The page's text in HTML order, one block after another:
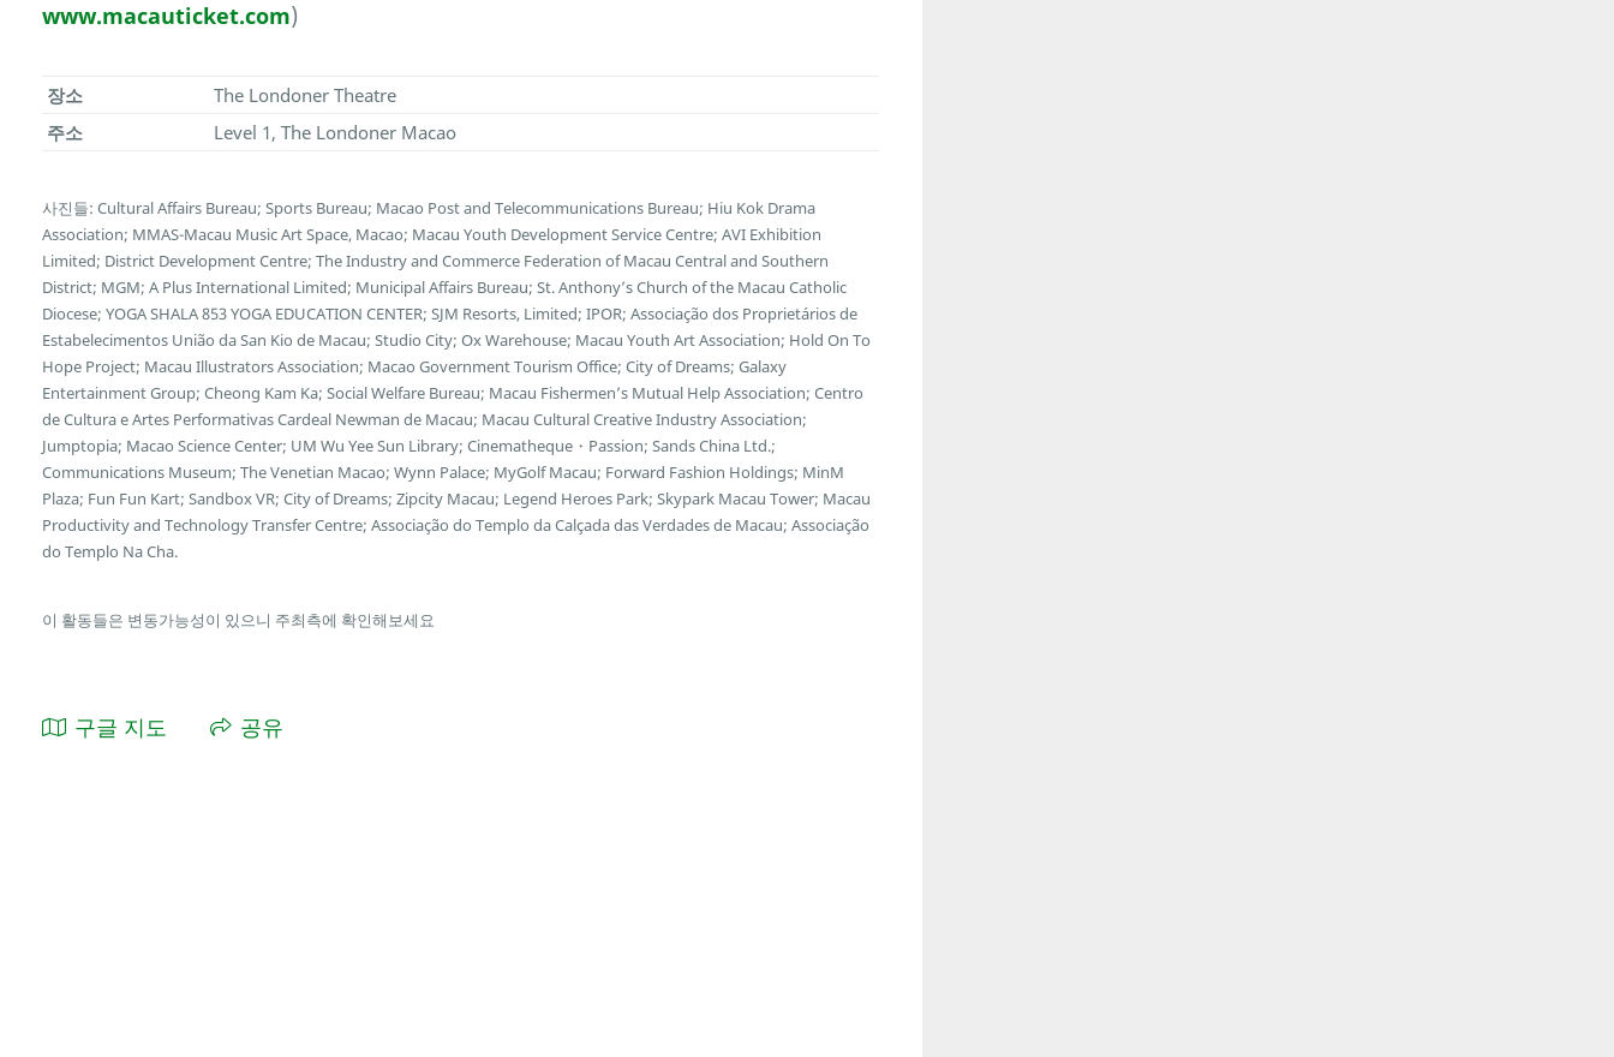
www.macauticket.com)
장소
The Londoner Theatre
주소
Level 1, The Londoner Macao
사진들: Cultural Affairs Bureau; Sports Bureau; Macao Post and Telecommunications Bureau; Hiu Kok Drama
Association; MMAS-Macau Music Art Space, Macao; Macau Youth Development Service Centre; AVI Exhibition
Limited; District Development Centre; The Industry and Commerce Federation of Macau Central and Southern
District; MGM; A Plus International Limited; Municipal Affairs Bureau; St. Anthony’s Church of the Macau Catholic
Diocese; YOGA SHALA 853 YOGA EDUCATION CENTER; SJM Resorts, Limited; IPOR; Associação dos Proprietários de
Estabelecimentos União da San Kio de Macau; Studio City; Ox Warehouse; Macau Youth Art Association; Hold On To
Hope Project; Macau Illustrators Association; Macao Government Tourism Office; City of Dreams; Galaxy
Entertainment Group; Cheong Kam Ka; Social Welfare Bureau; Macau Fishermen’s Mutual Help Association; Centro
de Cultura e Artes Performativas Cardeal Newman de Macau; Macau Cultural Creative Industry Association;
Jumptopia; Macao Science Center; UM Wu Yee Sun Library; Cinematheque・Passion; Sands China Ltd.;
Communications Museum; The Venetian Macao; Wynn Palace; MyGolf Macau; Forward Fashion Holdings; MinM
Plaza; Fun Fun Kart; Sandbox VR; City of Dreams; Zipcity Macau; Legend Heroes Park; Skypark Macau Tower; Macau
Productivity and Technology Transfer Centre; Associação do Templo da Calçada das Verdades de Macau; Associação
do Templo Na Cha.
이 활동들은 변동가능성이 있으니 주최측에 확인해보세요
구글 지도 공유